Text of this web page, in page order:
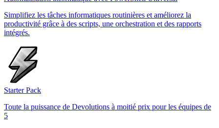
Simplifiez les tâches informatiques routinières et améliorez la
productivité grâce à des scripts, une orchestration et des rapports
intégrés.
Starter Pack
Toute la puissance de Devolutions à moitié prix pour les équipes de
5